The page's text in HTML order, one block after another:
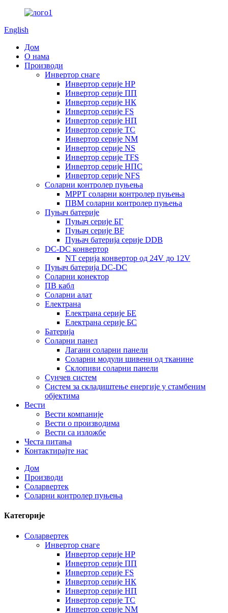
English
Дом
О нама
Производи
Инвертор снаге
Инвертор серије HP
Инвертор серије ПП
Инвертор серије НК
Инвертор серије FS
Инвертор серије НП
Инвертор серије ТС
Инвертор серије NM
Инвертор серије NS
Инвертор серије TFS
Инвертор серије НПС
Инвертор серије NFS
Соларни контролер пуњења
MPPT соларни контролер пуњења
ПВМ соларни контролер пуњења
Пуњач батерије
Пуњач серије БГ
Пуњач серије BF
Пуњач батерија серије DDB
DC-DC конвертор
NT серија конвертор од 24V до 12V
Пуњач батерија DC-DC
Соларни конектор
ПВ кабл
Соларни алат
Електрана
Електрана серије БЕ
Електрана серије БС
Батерија
Соларни панел
Лагани соларни панели
Соларни модули шивени од тканине
Склопиви соларни панели
Сунчев систем
Систем за складиштење енергије у стамбеним
објектима
Вести
Вести компаније
Вести о производима
Вести са изложбе
Честа питања
Контактирајте нас
Дом
Производи
Соларвертек
Соларни контролер пуњења
Категорије
Соларвертек
Инвертор снаге
Инвертор серије HP
Инвертор серије ПП
Инвертор серије FS
Инвертор серије НК
Инвертор серије НП
Инвертор серије ТС
Инвертор серије NM